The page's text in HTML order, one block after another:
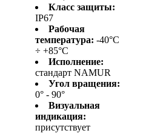
Класс защиты:
IP67
Рабочая
температура: -40°C
÷ +85°C
Исполнение:
стандарт NAMUR
Угол вращения:
0° - 90°
Визуальная
индикация:
присутствует